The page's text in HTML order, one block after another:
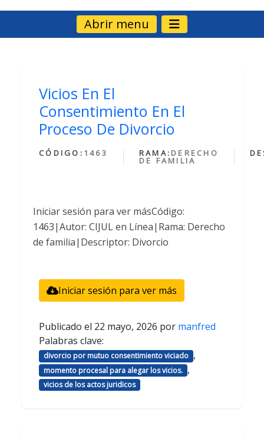
Abrir menu
Vicios En El
Consentimiento En El
Proceso De Divorcio
CÓDIGO: 1463 RAMA: DERECHO
DE FAMILIA
Iniciar sesión para ver másCódigo:
1463|Autor: CIJUL en Línea|Rama: Derecho
de familia|Descriptor: Divorcio
Iniciar sesión para ver más
Publicado el 22 mayo, 2026 por manfred
Palabras clave:
divorcio por mutuo consentimiento viciado ,
momento procesal para alegar los vicios. ,
vicios de los actos juridicos